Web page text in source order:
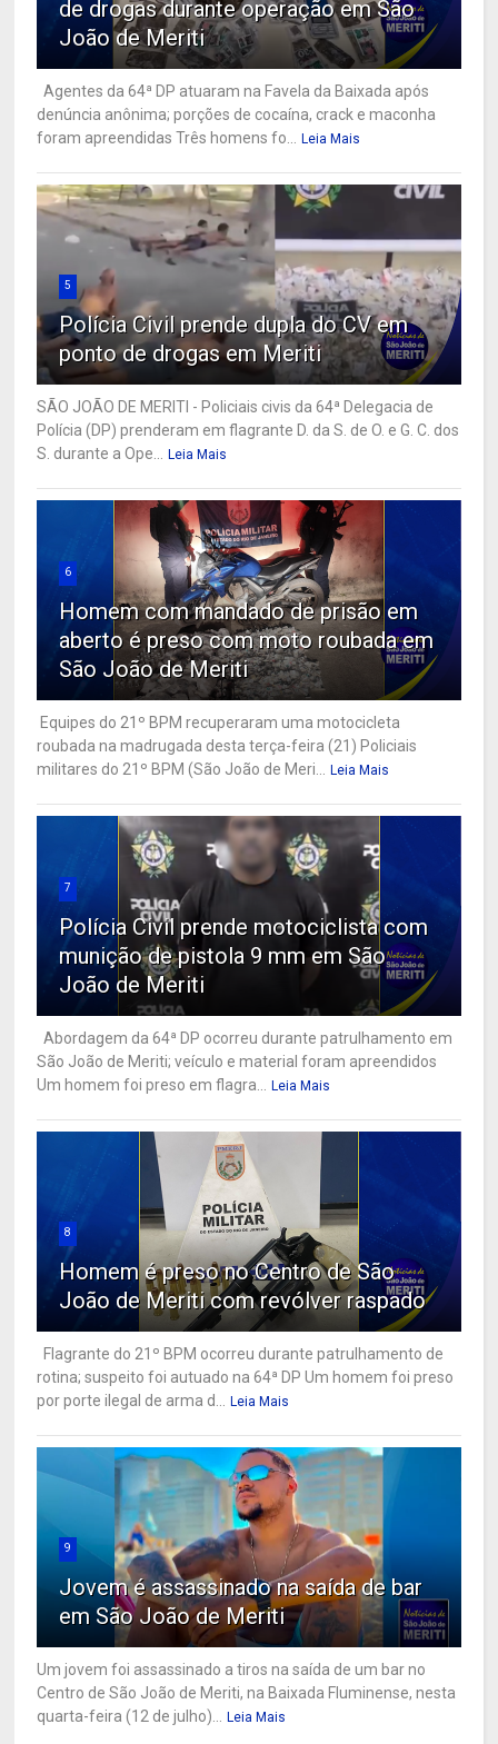
de drogas durante operação em São
João de Meriti
Agentes da 64ª DP atuaram na Favela da Baixada após
denúncia anônima; porções de cocaína, crack e maconha
foram apreendidas Três homens fo... Leia Mais
5
Polícia Civil prende dupla do CV em
ponto de drogas em Meriti
SÃO JOÃO DE MERITI - Policiais civis da 64ª Delegacia de
Polícia (DP) prenderam em flagrante D. da S. de O. e G. C. dos
S. durante a Ope... Leia Mais
6
Homem com mandado de prisão em
aberto é preso com moto roubada em
São João de Meriti
Equipes do 21º BPM recuperaram uma motocicleta
roubada na madrugada desta terça-feira (21) Policiais
militares do 21º BPM (São João de Meri... Leia Mais
7
Polícia Civil prende motociclista com
munição de pistola 9 mm em São
João de Meriti
Abordagem da 64ª DP ocorreu durante patrulhamento em
São João de Meriti; veículo e material foram apreendidos
Um homem foi preso em flagra... Leia Mais
8
Homem é preso no Centro de São
João de Meriti com revólver raspado
Flagrante do 21º BPM ocorreu durante patrulhamento de
rotina; suspeito foi autuado na 64ª DP Um homem foi preso
por porte ilegal de arma d... Leia Mais
9
Jovem é assassinado na saída de bar
em São João de Meriti
Um jovem foi assassinado a tiros na saída de um bar no
Centro de São João de Meriti, na Baixada Fluminense, nesta
quarta-feira (12 de julho)... Leia Mais